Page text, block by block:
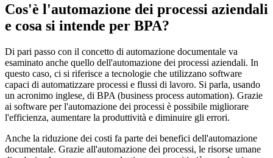
Cos'è l'automazione dei processi aziendali
e cosa si intende per BPA?
Di pari passo con il concetto di automazione documentale va
esaminato anche quello dell'automazione dei processi aziendali. In
questo caso, ci si riferisce a tecnologie che utilizzano software
capaci di automatizzare processi e flussi di lavoro. Si parla, usando
un acronimo inglese, di BPA (business process automation). Grazie
ai software per l'automazione dei processi è possibile migliorare
l'efficienza, aumentare la produttività e diminuire gli errori.
Anche la riduzione dei costi fa parte dei benefici dell'automazione
documentale. Grazie all'automazione dei processi, le risorse umane